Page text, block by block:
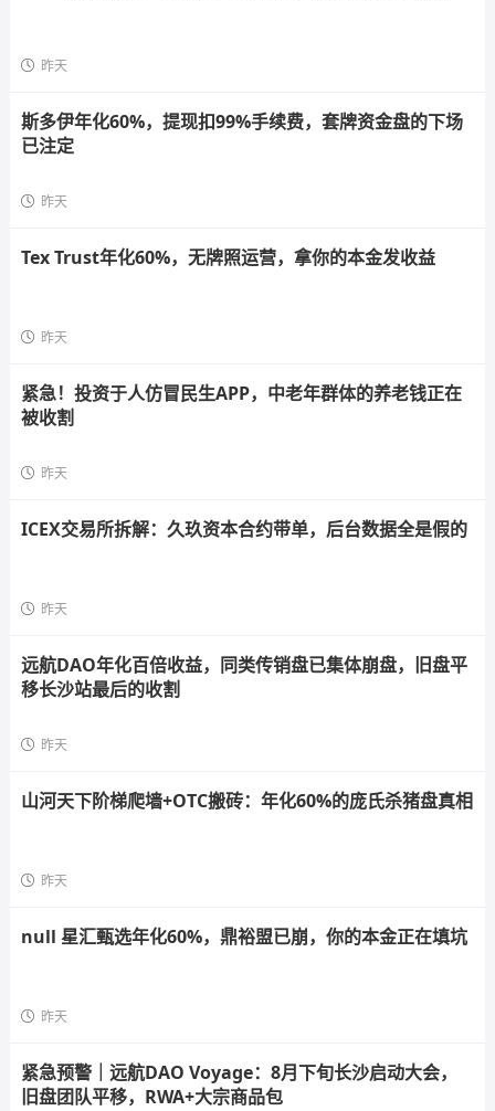
昨天
斯多伊年化60%，提现扣99%手续费，套牌资金盘的下场
已注定
昨天
Tex Trust年化60%，无牌照运营，拿你的本金发收益
昨天
紧急！投资于人仿冒民生APP，中老年群体的养老钱正在
被收割
昨天
ICEX交易所拆解：久玖资本合约带单，后台数据全是假的
昨天
远航DAO年化百倍收益，同类传销盘已集体崩盘，旧盘平
移长沙站最后的收割
昨天
山河天下阶梯爬墙+OTC搬砖：年化60%的庞氏杀猪盘真相
昨天
null 星汇甄选年化60%，鼎裕盟已崩，你的本金正在填坑
昨天
紧急预警｜远航DAO Voyage：8月下旬长沙启动大会，
旧盘团队平移，RWA+大宗商品包